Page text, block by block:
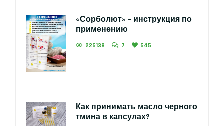
«Сорболют» – инструкция по
применению
226138 7 645
Как принимать масло черного
тмина в капсулах?